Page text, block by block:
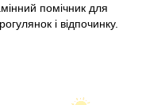
помічник для
і відпочинку.